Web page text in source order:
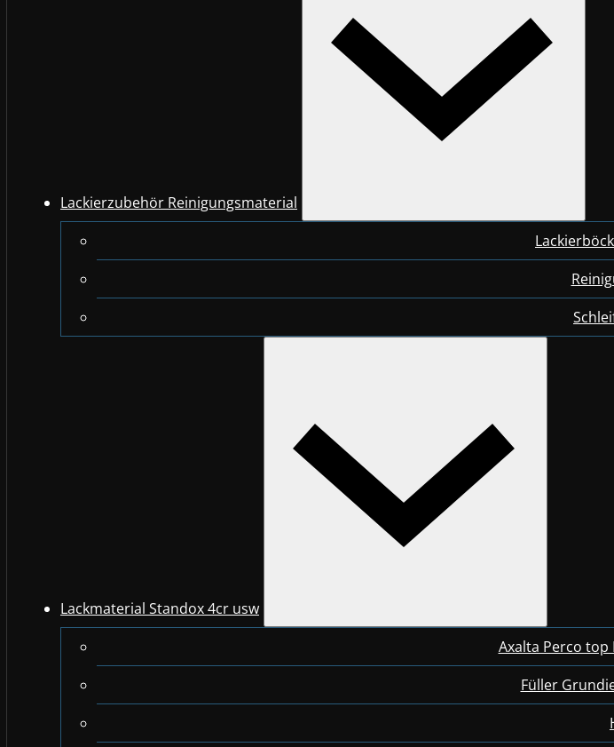
Lackierzubehör Reinigungsmaterial
Lackmaterial Standox 4cr usw
Axalta Perco top
Füller